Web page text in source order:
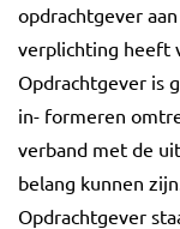
opdrachtgever
verplichting heeft
Opdrachtgever is
in- formeren
verband met de
belang kunnen zijn.
Opdrachtgever